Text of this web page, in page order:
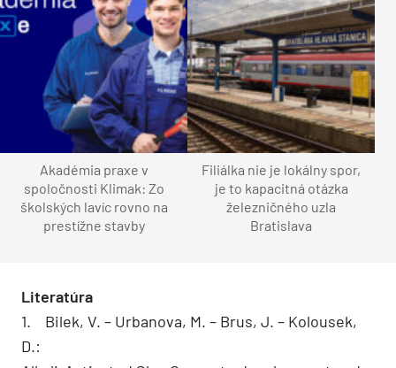
Akadémia praxe v
spoločnosti Klimak: Zo
školských lavíc rovno na
prestížne stavby
Filiálka nie je lokálny spor,
je to kapacitná otázka
železničného uzla
Bratislava
Literatúra
1. Bilek, V. – Urbanova, M. – Brus, J. – Kolousek,
D.: